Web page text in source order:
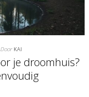
Door KAI
je droomhuis?